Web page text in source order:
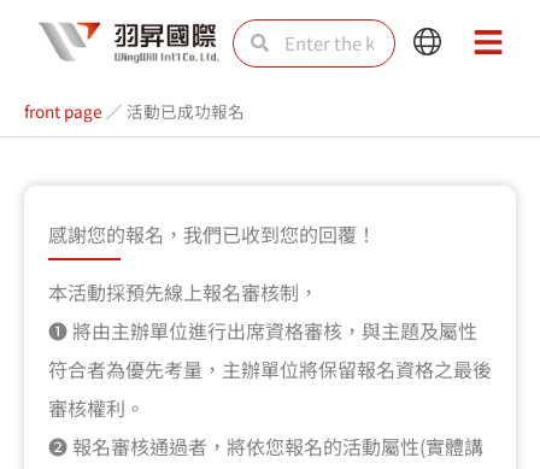
SearchSearch
Main
Main
front page ／ 活動已成功報名
感謝您的報名，我們已收到您的回覆！
本活動採預先線上報名審核制，
➊ 將由主辦單位進行出席資格審核，與主題及屬性
符合者為優先考量，主辦單位將保留報名資格之最後
審核權利。
➋ 報名審核通過者，將依您報名的活動屬性(實體講